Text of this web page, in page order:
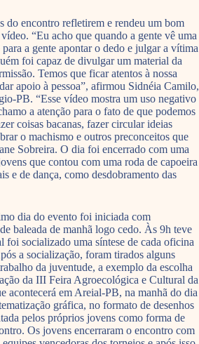
do encontro refletirem e rendeu um bom
“Eu acho que quando a gente vê uma
para a gente apontar o dedo e julgar a vítima
foi capaz de divulgar um material da
Temos que ficar atentos à nossa
apoio à pessoa”, afirmou Sidnéia Camilo,
PB. “Esse vídeo mostra um uso negativo
a atenção para o fato de que podemos
coisas bacanas, fazer circular ideias
o machismo e outros preconceitos que
Sobreira. O dia foi encerrado com uma
que contou com uma roda de capoeira
e de dança, como desdobramento das
dia do evento foi iniciada com
baleada de manhã logo cedo. Às 9h teve
foi socializado uma síntese de cada oficina
a socialização, foram tirados alguns
da juventude, a exemplo da escolha
da III Feira Agroecológica e Cultural da
acontecerá em Areial-PB, na manhã do dia
gráfica, no formato de desenhos
pelos próprios jovens como forma de
Os jovens encerraram o encontro com